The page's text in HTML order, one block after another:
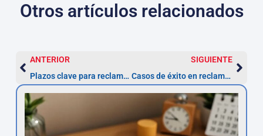
Otros artículos relacionados
ANTERIOR
Plazos clave para reclamar la devolución de multas ZBE en Madrid
SIGUIENTE
Casos de éxito en reclamación de multas ZBE en Madrid: testimonios reales